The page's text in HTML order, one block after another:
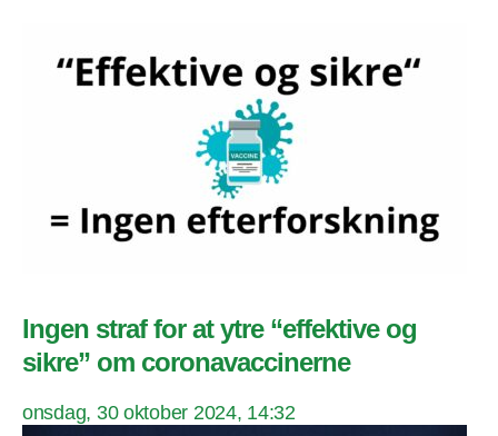
Ingen straf for at ytre “effektive og
sikre” om coronavaccinerne
onsdag, 30 oktober 2024, 14:32